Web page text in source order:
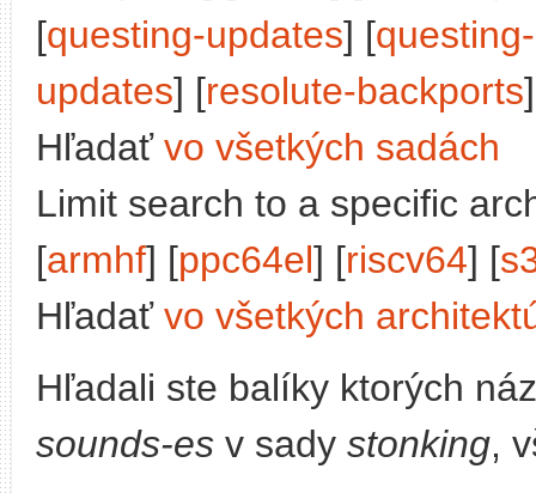
[questing-updates] [
updates] [resolute-backports
Hľadať vo všetkých sadách
Limit search to a specific
[armhf] [ppc64el] [riscv64] [
Hľadať vo všetkých
Hľadali ste balíky ktorých
sounds-es v sady stonking,